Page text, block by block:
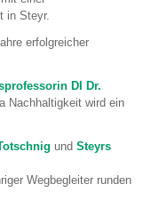
in Steyr.
erfolgreicher
DI Dr.
Nachhaltigkeit wird ein
und Steyrs
Wegbegleiter runden